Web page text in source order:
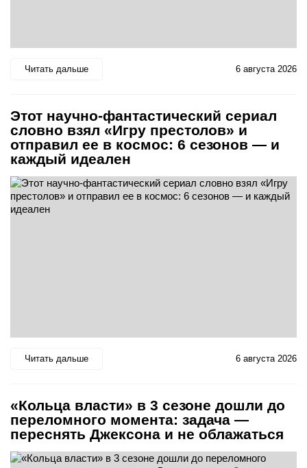
Читать дальше 6 августа 2026
Этот научно-фантастический сериал
словно взял «Игру престолов» и
отправил ее в космос: 6 сезонов — и
каждый идеален
Читать дальше 6 августа 2026
«Кольца власти» в 3 сезоне дошли до
переломного момента: задача —
переснять Джексона и не облажаться